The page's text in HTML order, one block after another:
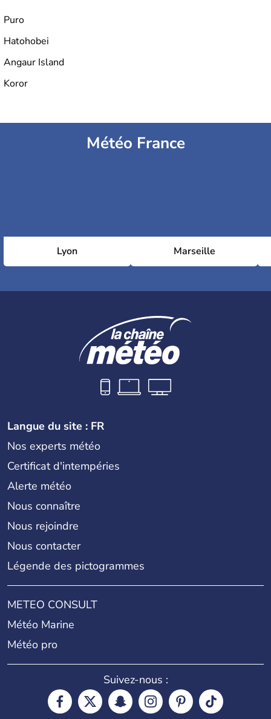
Puro
Hatohobei
Angaur Island
Koror
Météo France
Lyon Marseille
Langue du site : FR
Nos experts météo
Certificat d'intempéries
Alerte météo
Nous connaître
Nous rejoindre
Nous contacter
Légende des pictogrammes
METEO CONSULT
Météo Marine
Météo pro
Suivez-nous :